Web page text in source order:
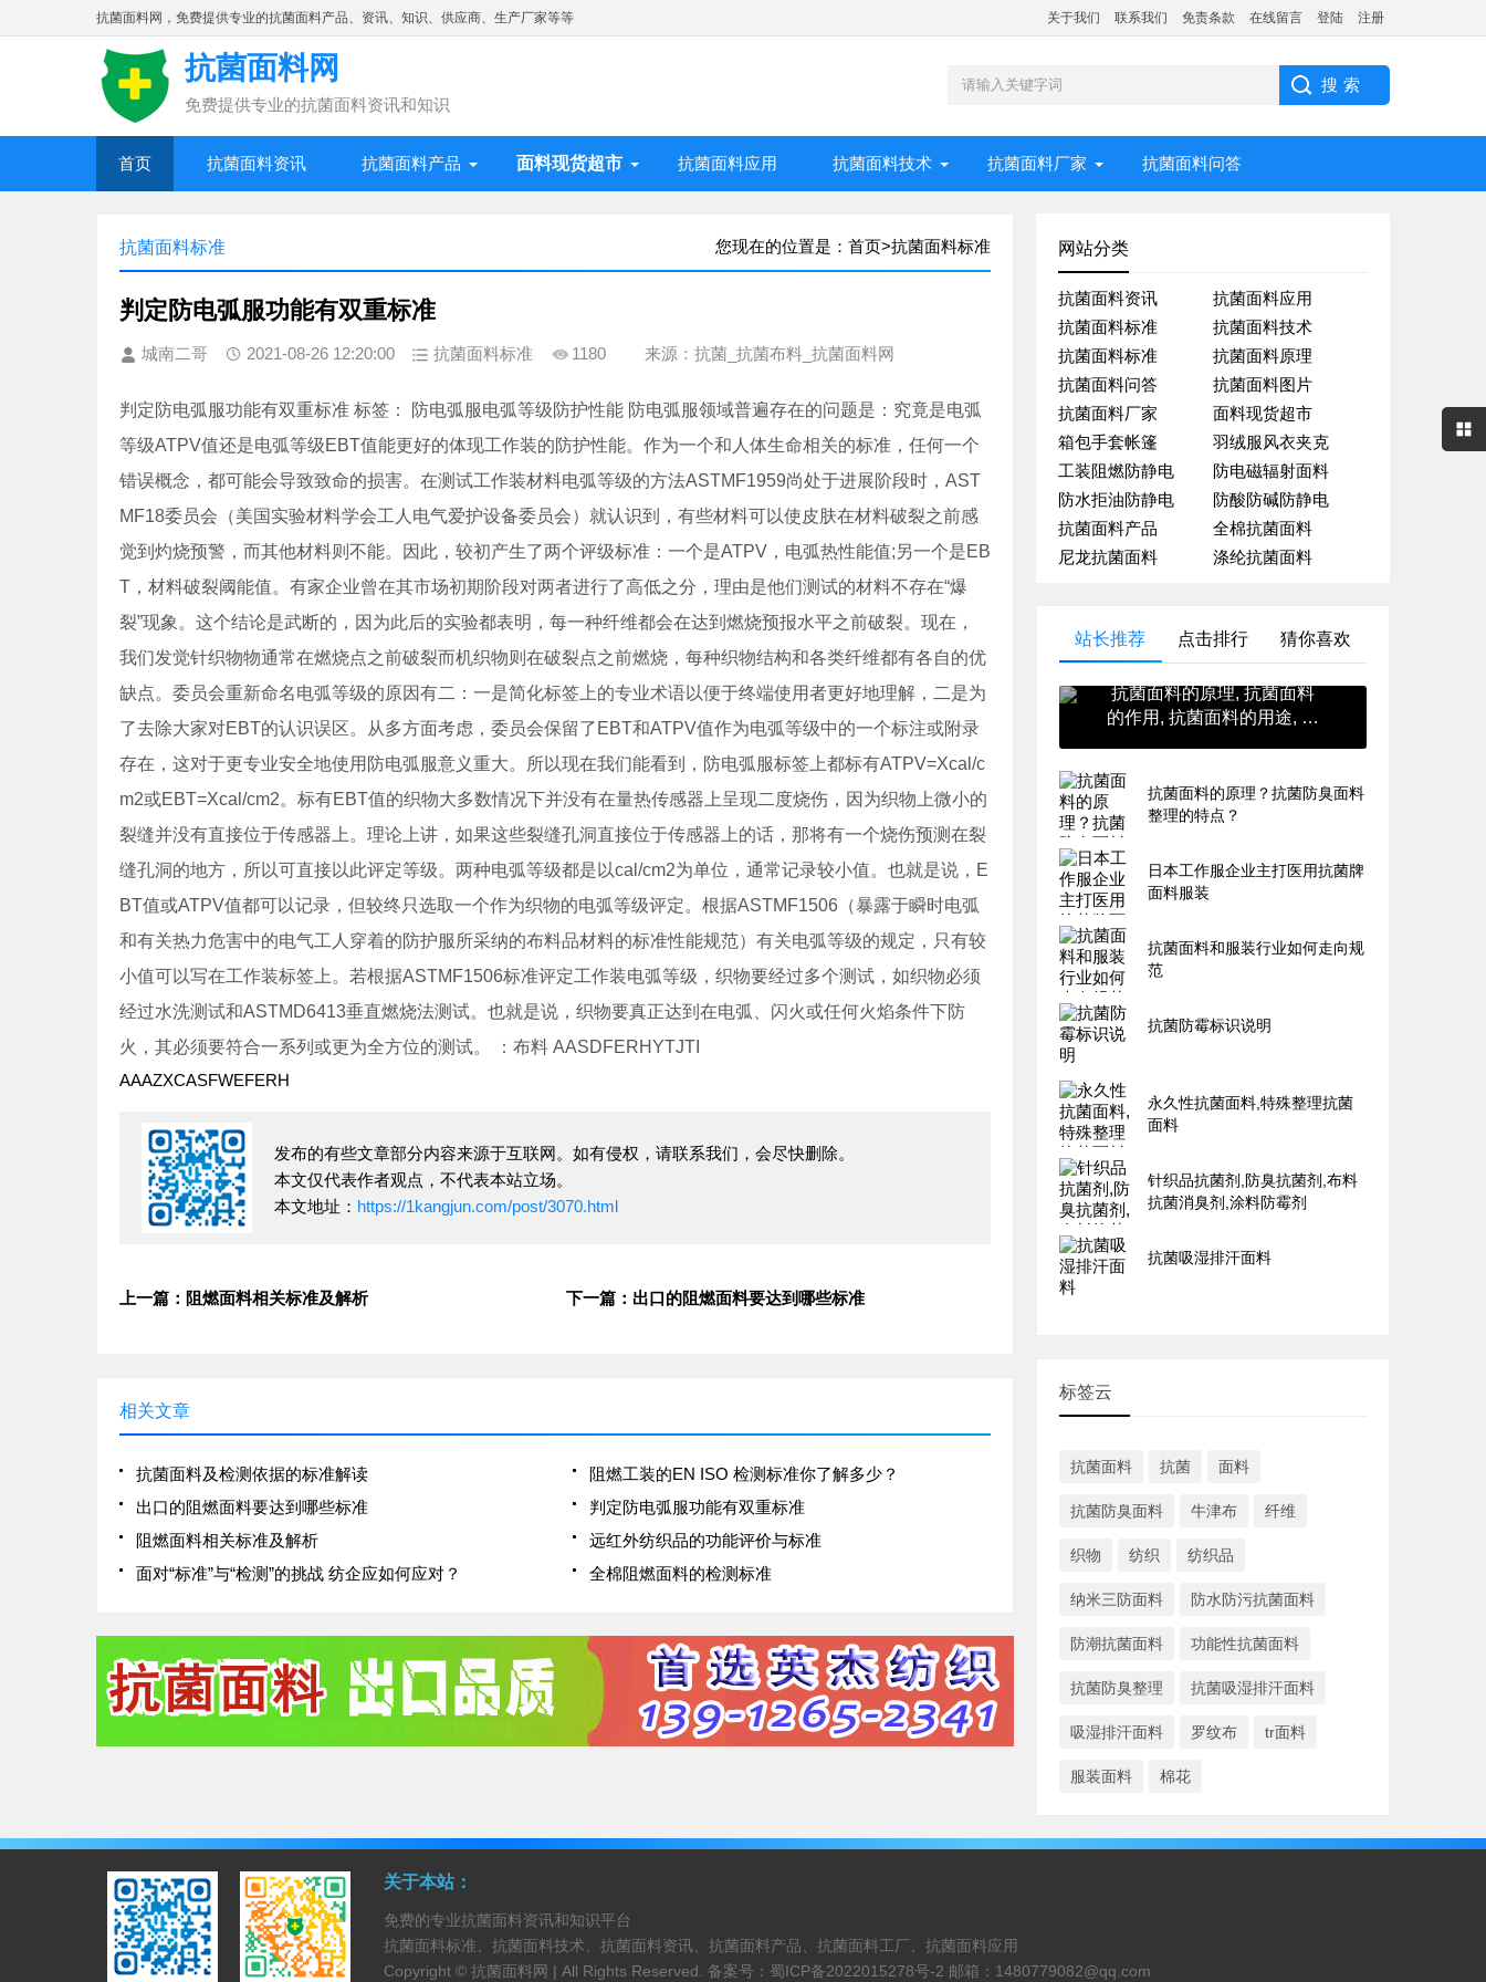
抗菌面料网，免费提供专业的抗菌面料产品、资讯、知识、供应商、生产厂家等等 关于我们 联系我们 免责条款 在线留言 登陆 注册
抗菌面料网
免费提供专业的抗菌面料资讯和知识
首页 抗菌面料资讯 抗菌面料产品 面料现货超市 抗菌面料应用 抗菌面料技术 抗菌面料厂家 抗菌面料问答
您现在的位置是： 首页>抗菌面料标准
抗菌面料标准
判定防电弧服功能有双重标准
城南二哥 2021-08-26 12:20:00 抗菌面料标准 1180 来源：抗菌_抗菌布料_抗菌面料网
判定防电弧服功能有双重标准 标签： 防电弧服电弧等级防护性能 防电弧服领域普遍存在的问题是：究竟是电弧
等级ATPV值还是电弧等级EBT值能更好的体现工作装的防护性能。作为一个和人体生命相关的标准，任何一个
错误概念，都可能会导致致命的损害。在测试工作装材料电弧等级的方法ASTMF1959尚处于进展阶段时，AST
MF18委员会（美国实验材料学会工人电气爱护设备委员会）就认识到，有些材料可以使皮肤在材料破裂之前感
觉到灼烧预警，而其他材料则不能。因此，较初产生了两个评级标准：一个是ATPV，电弧热性能值;另一个是EB
T，材料破裂阈能值。有家企业曾在其市场初期阶段对两者进行了高低之分，理由是他们测试的材料不存在“爆
裂”现象。这个结论是武断的，因为此后的实验都表明，每一种纤维都会在达到燃烧预报水平之前破裂。现在，
我们发觉针织物物通常在燃烧点之前破裂而机织物则在破裂点之前燃烧，每种织物结构和各类纤维都有各自的优
缺点。委员会重新命名电弧等级的原因有二：一是简化标签上的专业术语以便于终端使用者更好地理解，二是为
了去除大家对EBT的认识误区。从多方面考虑，委员会保留了EBT和ATPV值作为电弧等级中的一个标注或附录
存在，这对于更专业安全地使用防电弧服意义重大。所以现在我们能看到，防电弧服标签上都标有ATPV=Xcal/c
m2或EBT=Xcal/cm2。标有EBT值的织物大多数情况下并没有在量热传感器上呈现二度烧伤，因为织物上微小的
裂缝并没有直接位于传感器上。理论上讲，如果这些裂缝孔洞直接位于传感器上的话，那将有一个烧伤预测在裂
缝孔洞的地方，所以可直接以此评定等级。两种电弧等级都是以cal/cm2为单位，通常记录较小值。也就是说，E
BT值或ATPV值都可以记录，但较终只选取一个作为织物的电弧等级评定。根据ASTMF1506（暴露于瞬时电弧
和有关热力危害中的电气工人穿着的防护服所采纳的布料品材料的标准性能规范）有关电弧等级的规定，只有较
小值可以写在工作装标签上。若根据ASTMF1506标准评定工作装电弧等级，织物要经过多个测试，如织物必须
经过水洗测试和ASTMD6413垂直燃烧法测试。也就是说，织物要真正达到在电弧、闪火或任何火焰条件下防
火，其必须要符合一系列或更为全方位的测试。 ：布料 AASDFERHYTJTI
AAAZXCASFWEFERH
发布的有些文章部分内容来源于互联网。如有侵权，请联系我们，会尽快删除。
本文仅代表作者观点，不代表本站立场。
本文地址： https://1kangjun.com/post/3070.html
上一篇：阻燃面料相关标准及解析 下一篇：出口的阻燃面料要达到哪些标准
相关文章
抗菌面料及检测依据的标准解读
阻燃工装的EN ISO 检测标准你了解多少？
出口的阻燃面料要达到哪些标准
判定防电弧服功能有双重标准
阻燃面料相关标准及解析
远红外纺织品的功能评价与标准
面对“标准”与“检测”的挑战 纺企应如何应对？
全棉阻燃面料的检测标准
网站分类
抗菌面料资讯
抗菌面料应用
抗菌面料标准
抗菌面料技术
抗菌面料标准
抗菌面料原理
抗菌面料问答
抗菌面料图片
抗菌面料厂家
面料现货超市
箱包手套帐篷
羽绒服风衣夹克
工装阻燃防静电
防电磁辐射面料
防水拒油防静电
防酸防碱防静电
抗菌面料产品
全棉抗菌面料
尼龙抗菌面料
涤纶抗菌面料
站长推荐 点击排行 猜你喜欢
抗菌面料的原理, 抗菌面料
的作用, 抗菌面料的用途, 抗
抗菌面料的原理？抗菌防臭面料
整理的特点？
日本工作服企业主打医用抗菌牌
面料服装
抗菌面料和服装行业如何走向规
范
抗菌防霉标识说明
永久性抗菌面料,特殊整理抗菌
面料
针织品抗菌剂,防臭抗菌剂,布料
抗菌消臭剂,涂料防霉剂
抗菌吸湿排汗面料
标签云
抗菌面料 抗菌 面料
抗菌防臭面料 牛津布 纤维
织物 纺织 纺织品
纳米三防面料 防水防污抗菌面料
防潮抗菌面料 功能性抗菌面料
抗菌防臭整理 抗菌吸湿排汗面料
吸湿排汗面料 罗纹布 tr面料
服装面料 棉花
关于本站：
免费的专业抗菌面料资讯和知识平台
抗菌面料标准、抗菌面料技术、抗菌面料资讯、抗菌面料产品、抗菌面料工厂、抗菌面料应用
Copyright © 抗菌面料网 | All Rights Reserved. 备案号： 蜀ICP备2022015278号-2 邮箱： 1480779082@qq.com